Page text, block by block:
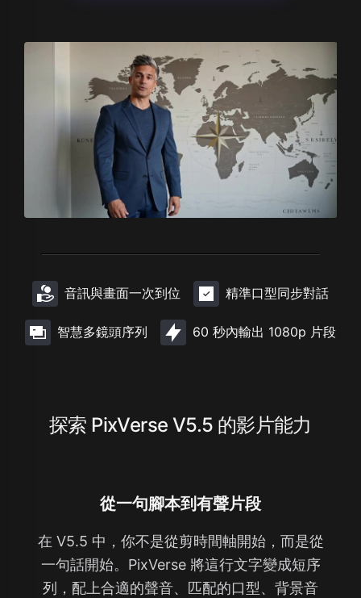
音訊與畫面一次到位 精準口型同步對話
智慧多鏡頭序列 60 秒內輸出 1080p 片段
探索 PixVerse V5.5 的影片能力
從一句腳本到有聲片段
在 V5.5 中，你不是從剪時間軸開始，而是從
一句話開始。PixVerse 將這行文字變成短序
列，配上合適的聲音、匹配的口型、背景音